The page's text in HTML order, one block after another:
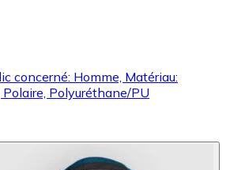
concerné: Homme, Matériau:
Polyuréthane/PU